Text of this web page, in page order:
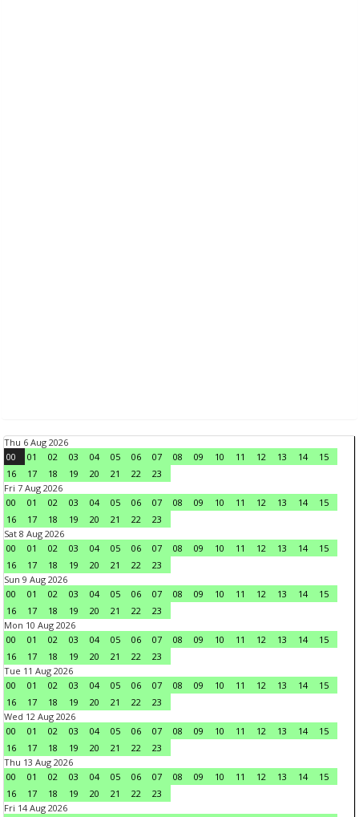
Thu 6 Aug 2026
00
01 02 03 04 05 06 07 08 09 10 11 12 13 14
15
16
17 18 19 20 21 22
23
Fri 7 Aug 2026
00
01 02 03 04 05 06 07 08 09 10 11 12 13 14
15
16
17 18 19 20 21 22
23
Sat 8 Aug 2026
00
01 02 03 04 05 06 07 08 09 10 11 12 13 14
15
16
17 18 19 20 21 22
23
Sun 9 Aug 2026
00
01 02 03 04 05 06 07 08 09 10 11 12 13 14
15
16
17 18 19 20 21 22
23
Mon 10 Aug 2026
00
01 02 03 04 05 06 07 08 09 10 11 12 13 14
15
16
17 18 19 20 21 22
23
Tue 11 Aug 2026
00
01 02 03 04 05 06 07 08 09 10 11 12 13 14
15
16
17 18 19 20 21 22
23
Wed 12 Aug 2026
00
01 02 03 04 05 06 07 08 09 10 11 12 13 14
15
16
17 18 19 20 21 22
23
Thu 13 Aug 2026
00
01 02 03 04 05 06 07 08 09 10 11 12 13 14
15
16
17 18 19 20 21 22
23
Fri 14 Aug 2026